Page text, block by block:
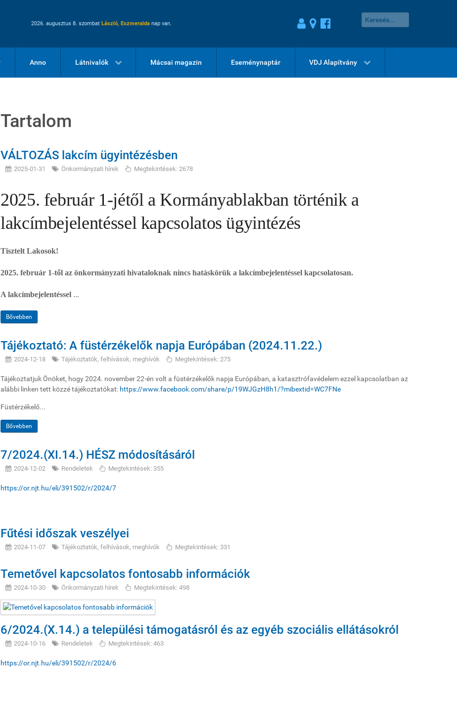
2026. augusztus 8. szombat László, Eszmeralda nap van.
Anno Látnivalók Mácsai magazin Eseménynaptár VDJ Alapítvány
Tartalom
VÁLTOZÁS lakcím ügyintézésben
2025-01-31 Önkormányzati hírek Megtekintések: 2678
2025. február 1-jétől a Kormányablakban történik a
lakcímbejelentéssel kapcsolatos ügyintézés
Tisztelt Lakosok!
2025. február 1-től az önkormányzati hivataloknak nincs hatáskörük a lakcímbejelentéssel kapcsolatosan.
A lakcímbejelentéssel ...
Bővebben
Tájékoztató: A füstérzékelők napja Európában (2024.11.22.)
2024-12-18 Tájékoztatók, felhívások, meghívók Megtekintések: 275
Tájékoztatjuk Önöket, hogy 2024. november 22-én volt a füstérzékelők napja Európában, a katasztrófavédelem ezzel kapcsolatban az
alábbi linken tett közzé tájékoztatókat: https://www.facebook.com/share/p/19WJGzH8h1/?mibextid=WC7FNe
Füstérzékelő...
Bővebben
7/2024.(XI.14.) HÉSZ módosításáról
2024-12-02 Rendeletek Megtekintések: 355
https://or.njt.hu/eli/391502/r/2024/7
Fűtési időszak veszélyei
2024-11-07 Tájékoztatók, felhívások, meghívók Megtekintések: 331
Temetővel kapcsolatos fontosabb információk
2024-10-30 Önkormányzati hírek Megtekintések: 498
6/2024.(X.14.) a települési támogatásról és az egyéb szociális ellátásokról
2024-10-16 Rendeletek Megtekintések: 463
https://or.njt.hu/eli/391502/r/2024/6